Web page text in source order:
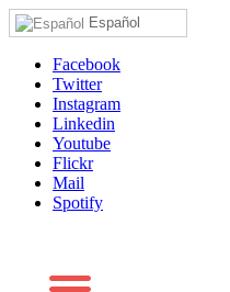
Español
Facebook
Twitter
Instagram
Linkedin
Youtube
Flickr
Mail
Spotify